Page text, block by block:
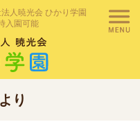
人暁光会 ひかり学園
入園可能
り